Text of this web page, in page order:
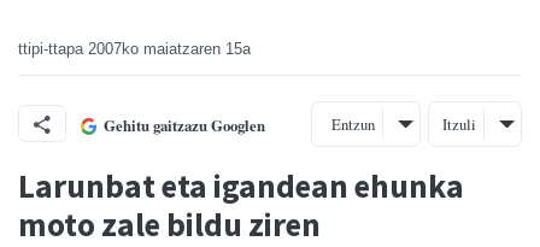
ttipi-ttapa 2007ko maiatzaren 15a
Gehitu gaitzazu Googlen Entzun Itzuli
Larunbat eta igandean ehunka
moto zale bildu ziren